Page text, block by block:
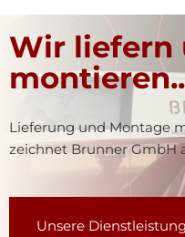
Wir liefern
Lieferung und Montage
zeichnet Brunner GmbH
Unsere